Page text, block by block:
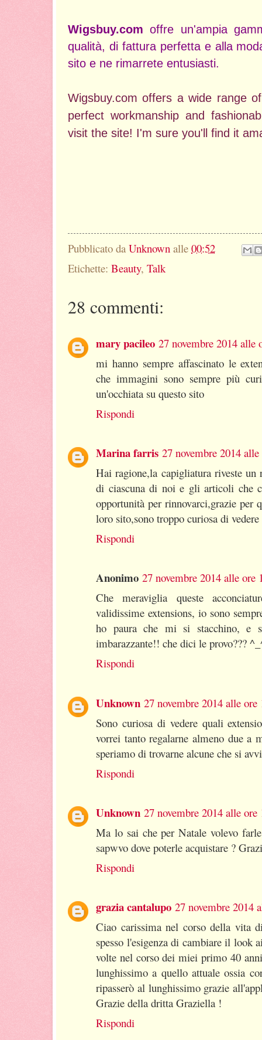
Wigsbuy.comoffre un'ampia
qualità, di fattura perfetta e alla
sito e ne rimarrete entusiasti.
Wigsbuy.com offers a wide range
perfect workmanship and
visit the site! I'm sure you'll find it
Pubblicato da Unknown alle 00:52
Etichette: Beauty, Talk
28 commenti:
mary pacileo 27 novembre 2014 alle
mi hanno sempre affascinato le
che immagini sono sempre più
un'occhiata su questo sito
Rispondi
Marina farris 27 novembre 2014
Hai ragione,la capigliatura riveste
di ciascuna di noi e gli articoli che
opportunità per rinnovarci,grazie per
loro sito,sono troppo curiosa di
Rispondi
Anonimo 27 novembre 2014 alle ore
Che meraviglia queste
validissime extensions, io sono
ho paura che mi si stacchino, e
imbarazzante!! che dici le provo???
Rispondi
Unknown 27 novembre 2014 alle ore
Sono curiosa di vedere quali
vorrei tanto regalarne almeno due
speriamo di trovarne alcune che si
Rispondi
Unknown 27 novembre 2014 alle ore
Ma lo sai che per Natale volevo
sapwvo dove poterle acquistare ?
Rispondi
grazia cantalupo 27 novembre 2014
Ciao carissima nel corso della vita
spesso l'esigenza di cambiare il
volte nel corso dei miei primo 40
lunghissimo a quello attuale ossia
ripasserò al lunghissimo grazie
Grazie della dritta Graziella !
Rispondi